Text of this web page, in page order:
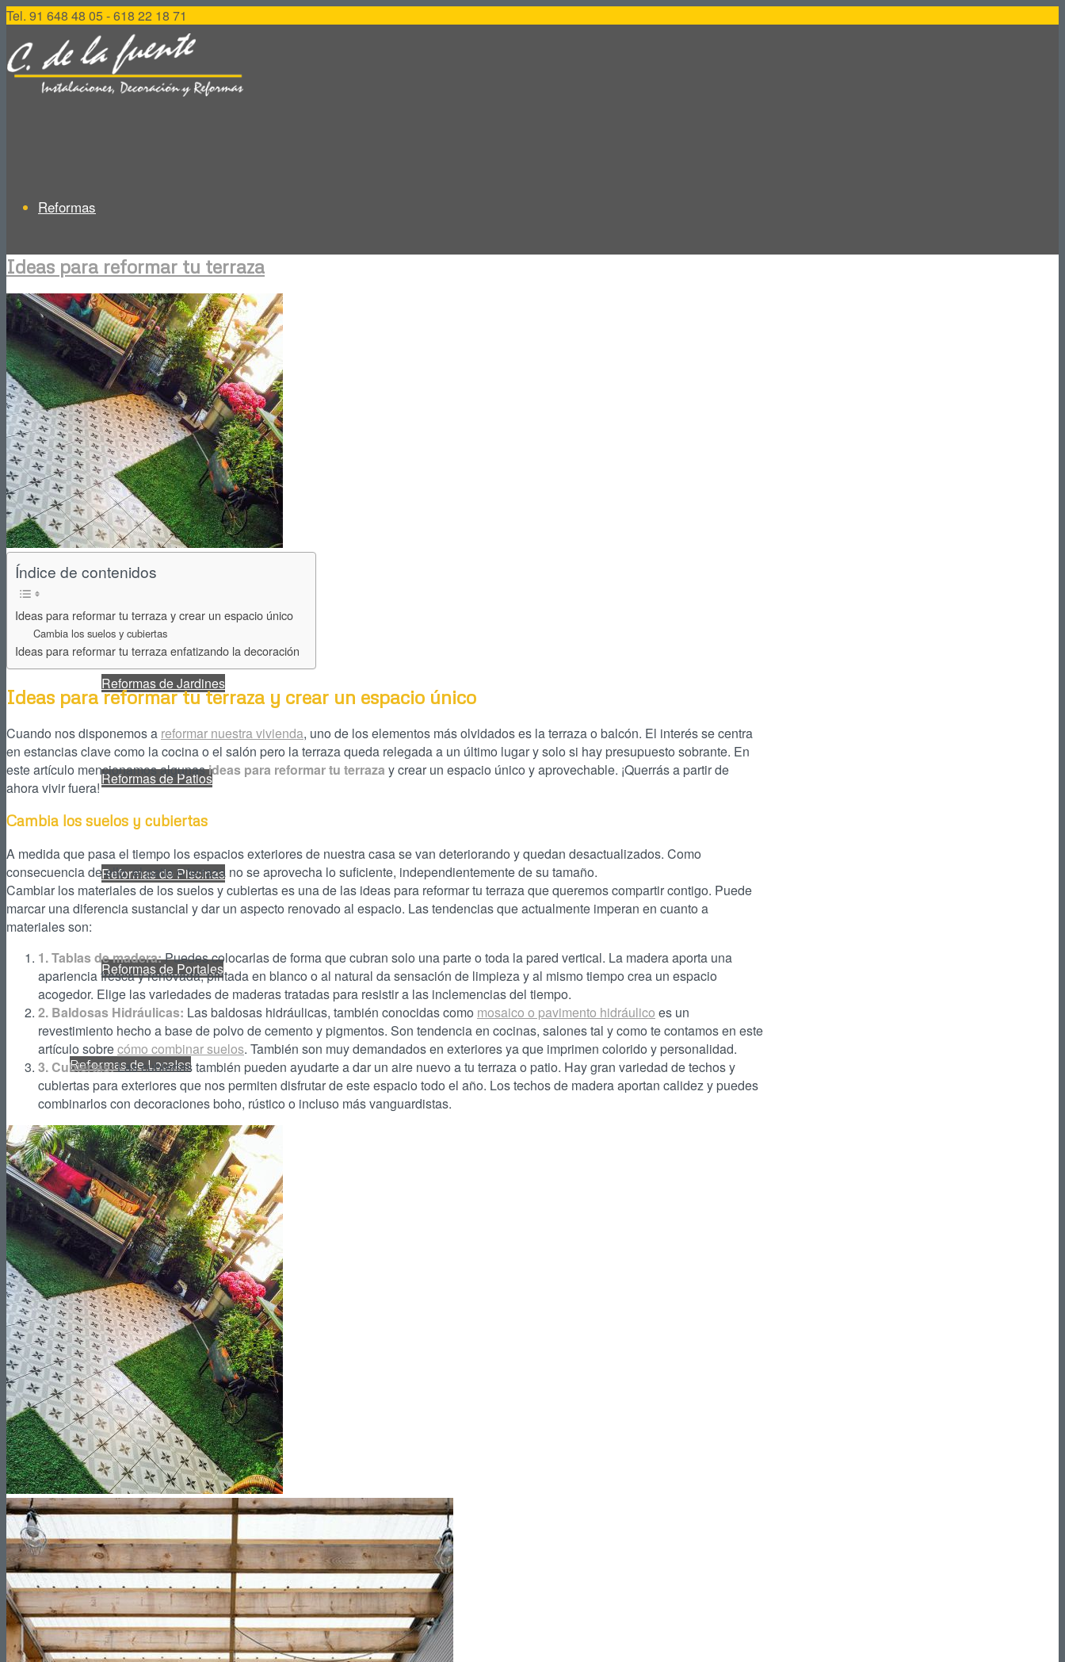
Tel. 91 648 48 05 - 618 22 18 71
Reformas
Reformas de Viviendas
Reformas de Cocinas
Reformas de Baños
Reformas de Jardines
Reformas de Patios
Reformas de Piscinas
Reformas de Portales
Reformas de Locales
Reformas de Tiendas
Reformas de Restaurantes
Reformas de Cafeterías
Reformas de Oficinas
Presupuestos
¿Cuánto cuesta Reformar un Piso?
Ideas para reformar tu terraza
Índice de contenidos
Ideas para reformar tu terraza y crear un espacio único
Cambia los suelos y cubiertas
Ideas para reformar tu terraza enfatizando la decoración
Ideas para reformar tu terraza y crear un espacio único
Cuando nos disponemos a reformar nuestra vivienda, uno de los elementos más olvidados es la terraza o balcón. El interés se centra
en estancias clave como la cocina o el salón pero la terraza queda relegada a un último lugar y solo si hay presupuesto sobrante. En
este artículo mencionamos algunasideas para reformar tu terraza y crear un espacio único y aprovechable. ¡Querrás a partir de
ahora vivir fuera!
Cambia los suelos y cubiertas
A medida que pasa el tiempo los espacios exteriores de nuestra casa se van deteriorando y quedan desactualizados. Como
consecuencia de ello, el patio o terraza no se aprovecha lo suficiente, independientemente de su tamaño.
Cambiar los materiales de los suelos y cubiertas es una de las ideas para reformar tu terraza que queremos compartir contigo. Puede
marcar una diferencia sustancial y dar un aspecto renovado al espacio. Las tendencias que actualmente imperan en cuanto a
materiales son:
1. Tablas de madera:Puedes colocarlas de forma que cubran solo una parte o toda la pared vertical. La madera aporta una
apariencia fresca y renovada, pintada en blanco o al natural da sensación de limpieza y al mismo tiempo crea un espacio
acogedor. Elige las variedades de maderas tratadas para resistir a las inclemencias del tiempo.
2. Baldosas Hidráulicas: Las baldosas hidráulicas, también conocidas como mosaico o pavimento hidráulico es un
revestimiento hecho a base de polvo de cemento y pigmentos. Son tendencia en cocinas, salones tal y como te contamos en este
artículo sobrecómo combinar suelos. También son muy demandados en exteriores ya que imprimen colorido y personalidad.
3. Cubiertas:Las cubiertas también pueden ayudarte a dar un aire nuevo a tu terraza o patio. Hay gran variedad de techos y
cubiertas para exteriores que nos permiten disfrutar de este espacio todo el año. Los techos de madera aportan calidez y puedes
combinarlos con decoraciones boho, rústico o incluso más vanguardistas.